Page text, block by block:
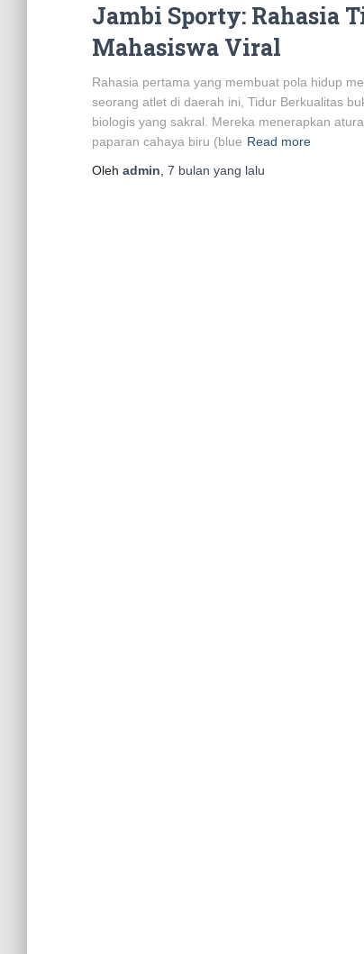
Jambi Sporty: Rahasia
Mahasiswa Viral
Rahasia pertama yang membuat pola hidup
seorang atlet di daerah ini, Tidur Berkualitas
biologis yang sakral. Mereka menerapkan
paparan cahaya biru (blue Read more
Oleh admin 7 bulan yang lalu